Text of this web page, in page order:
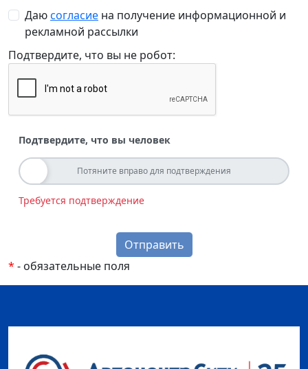
Даюсогласие на получение информационной и
рекламной рассылки
Подтвердите, что вы не робот:
Подтвердите, что вы человек
Потяните вправо для подтверждения
Требуется подтверждение
* - обязательные поля